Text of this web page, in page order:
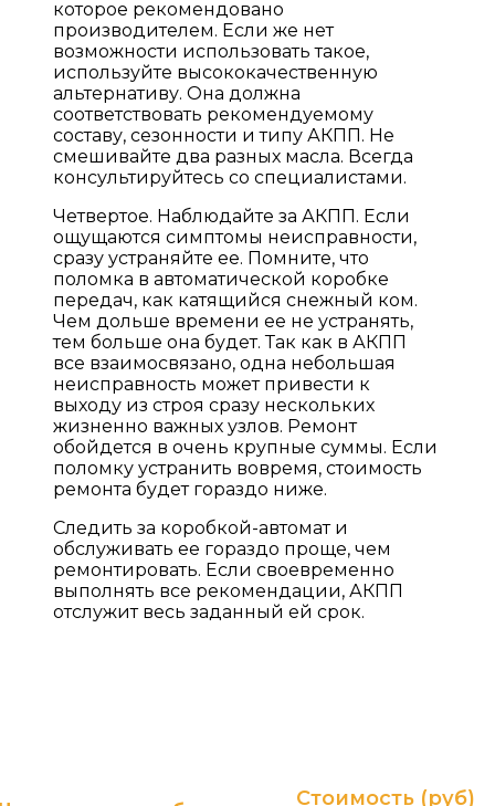
которое рекомендовано
производителем. Если же нет
возможности использовать такое,
используйте высококачественную
альтернативу. Она должна
соответствовать рекомендуемому
составу, сезонности и типу АКПП. Не
смешивайте два разных масла. Всегда
консультируйтесь со специалистами.
Четвертое. Наблюдайте за АКПП. Если
ощущаются симптомы неисправности,
сразу устраняйте ее. Помните, что
поломка в автоматической коробке
передач, как катящийся снежный ком.
Чем дольше времени ее не устранять,
тем больше она будет. Так как в АКПП
все взаимосвязано, одна небольшая
неисправность может привести к
выходу из строя сразу нескольких
жизненно важных узлов. Ремонт
обойдется в очень крупные суммы. Если
поломку устранить вовремя, стоимость
ремонта будет гораздо ниже.
Следить за коробкой-автомат и
обслуживать ее гораздо проще, чем
ремонтировать. Если своевременно
выполнять все рекомендации, АКПП
отслужит весь заданный ей срок.
Стоимость (руб)